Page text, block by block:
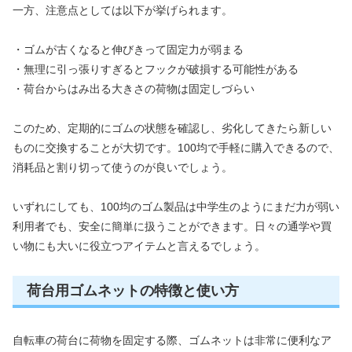
一方、注意点としては以下が挙げられます。
・ゴムが古くなると伸びきって固定力が弱まる
・無理に引っ張りすぎるとフックが破損する可能性がある
・荷台からはみ出る大きさの荷物は固定しづらい
このため、定期的にゴムの状態を確認し、劣化してきたら新しい
ものに交換することが大切です。100均で手軽に購入できるので、
消耗品と割り切って使うのが良いでしょう。
いずれにしても、100均のゴム製品は中学生のようにまだ力が弱い
利用者でも、安全に簡単に扱うことができます。日々の通学や買
い物にも大いに役立つアイテムと言えるでしょう。
荷台用ゴムネットの特徴と使い方
自転車の荷台に荷物を固定する際、ゴムネットは非常に便利なア